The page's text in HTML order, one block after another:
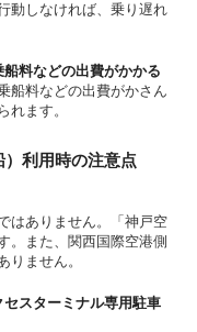
動しなければ、乗り遅れ
料などの出費がかかる
船料などの出費がかさん
れます。
利用時の注意点
はありません。「神戸空
。また、関西国際空港側
りません。
スターミナル専用駐車